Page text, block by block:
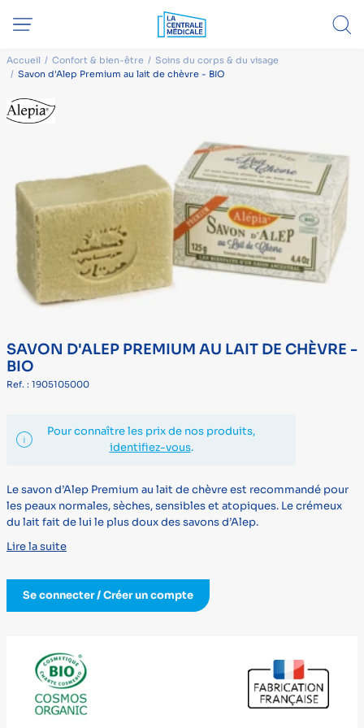
Accueil Confort & bien-être
Soins du corps & du visage
Savon d'Alep Premium au lait de chèvre - BIO
SAVON D'ALEP PREMIUM AU LAIT DE CHÈVRE -
BIO
Ref. : 1905105000
Pour connaître les prix de nos produits,
identifiez-vous.
Le savon d’Alep Premium au lait de chèvre est recommandé pour
les peaux normales, sèches, sensibles et atopiques. Le crémeux
du lait fait de lui le plus doux des savons d’Alep.
Lire la suite
Se connecter / Créer un compte